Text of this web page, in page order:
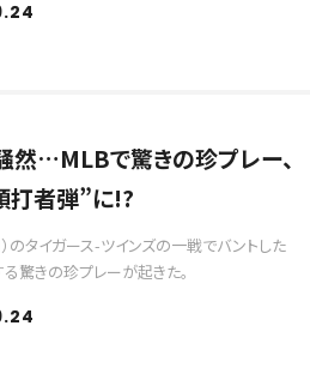
然…MLBで驚きの珍プレー、
打者弾”に!?
のタイガース-ツインズの一戦でバントした
驚きの珍プレーが起きた。